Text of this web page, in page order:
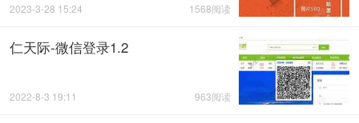
1568阅读
2023-3-28 15:24
仁天际-微信登录1.2
963阅读
2022-8-3 19:11